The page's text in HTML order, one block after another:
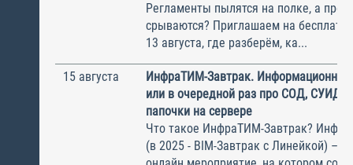
Регламенты пылятся на полке, а
срываются? Приглашаем на
13 августа, где разберём, ка...
15 августа
ИнфраТИМ-Завтрак.
или в очередной раз про СОД, СУИД и
папочки на сервере
Что такое ИнфраТИМ-Завтрак?
(в 2025 - BIM-Завтрак с Линейкой) –